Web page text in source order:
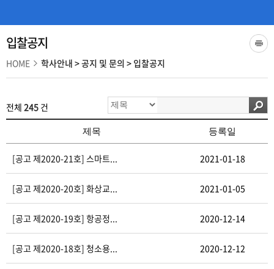
입찰공지
HOME 학사안내 >공지 및 문의 > 입찰공지
전체 245 건
제목 등록일
[공고 제2020-21호] 스마트... 2021-01-18
[공고 제2020-20호] 화상교... 2021-01-05
[공고 제2020-19호] 항공정... 2020-12-14
[공고 제2020-18호] 청소용... 2020-12-12